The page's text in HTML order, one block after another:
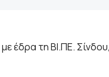
με έδρα τη ΒΙ.ΠΕ.